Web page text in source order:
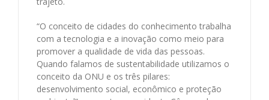
“O conceito de cidades do conhecimento trabalha
com a tecnologia e a inovação como meio para
promover a qualidade de vida das pessoas.
Quando falamos de sustentabilidade utilizamos o
conceito da ONU e os três pilares:
desenvolvimento social, econômico e proteção